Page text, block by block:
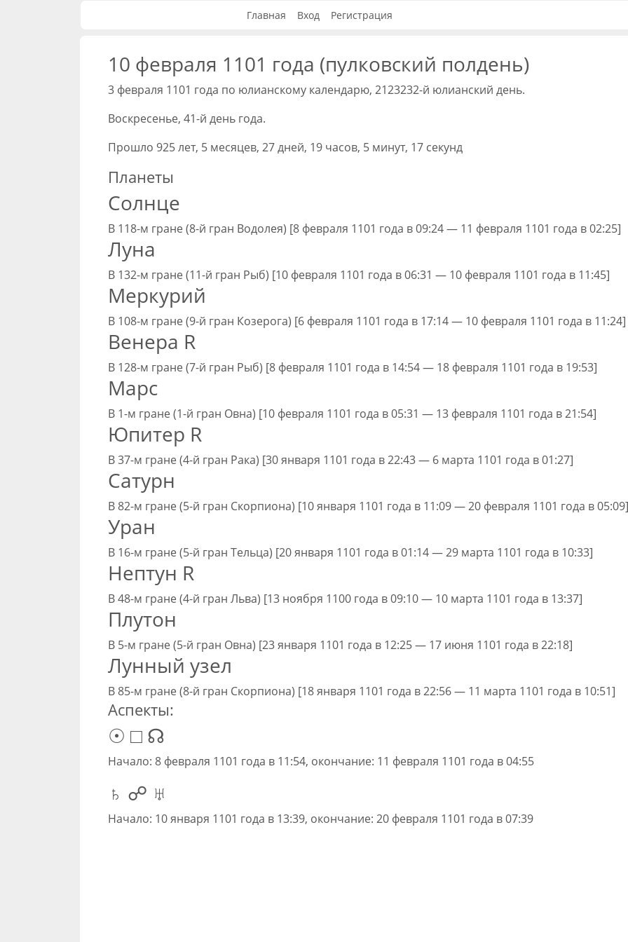
Главная Вход Регистрация
10 февраля 1101 года (пулковский полдень)
3 февраля 1101 года по юлианскому календарю, 2123232-й юлианский день.
Воскресенье, 41-й день года.
Прошло 925 лет, 5 месяцев, 27 дней, 19 часов, 5 минут, 17 секунд
Планеты
Солнце
В 118-м гране (8-й гран Водолея) [8 февраля 1101 года в 09:24 — 11 февраля 1101 года в 02:25]
Луна
В 132-м гране (11-й гран Рыб) [10 февраля 1101 года в 06:31 — 10 февраля 1101 года в 11:45]
Меркурий
В 108-м гране (9-й гран Козерога) [6 февраля 1101 года в 17:14 — 10 февраля 1101 года в 11:24]
Венера R
В 128-м гране (7-й гран Рыб) [8 февраля 1101 года в 14:54 — 18 февраля 1101 года в 19:53]
Марс
В 1-м гране (1-й гран Овна) [10 февраля 1101 года в 05:31 — 13 февраля 1101 года в 21:54]
Юпитер R
В 37-м гране (4-й гран Рака) [30 января 1101 года в 22:43 — 6 марта 1101 года в 01:27]
Сатурн
В 82-м гране (5-й гран Скорпиона) [10 января 1101 года в 11:09 — 20 февраля 1101 года в 05:09]
Уран
В 16-м гране (5-й гран Тельца) [20 января 1101 года в 01:14 — 29 марта 1101 года в 10:33]
Нептун R
В 48-м гране (4-й гран Льва) [13 ноября 1100 года в 09:10 — 10 марта 1101 года в 13:37]
Плутон
В 5-м гране (5-й гран Овна) [23 января 1101 года в 12:25 — 17 июня 1101 года в 22:18]
Лунный узел
В 85-м гране (8-й гран Скорпиона) [18 января 1101 года в 22:56 — 11 марта 1101 года в 10:51]
Аспекты:
☉ □ ☊
Начало: 8 февраля 1101 года в 11:54, окончание: 11 февраля 1101 года в 04:55
♄ ☍ ♅
Начало: 10 января 1101 года в 13:39, окончание: 20 февраля 1101 года в 07:39